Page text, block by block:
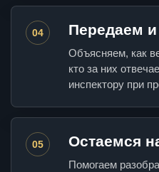
04 Передаем
Объясняем, как
кто за них
инспектору при
05 Остаемся
Помогаем